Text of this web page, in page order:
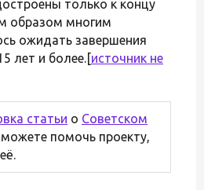
только к концу
образом многим
ожидать завершения
лет и более.[источник не
статьи о Советском
помочь проекту,